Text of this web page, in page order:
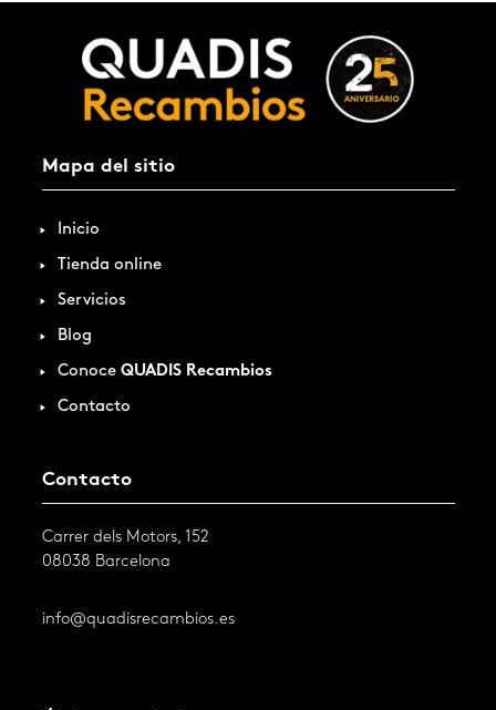
Mapa del sitio
Inicio
Tienda online
Servicios
Blog
Conoce QUADIS Recambios
Contacto
Contacto
Carrer dels Motors, 152
08038 Barcelona
info@quadisrecambios.es